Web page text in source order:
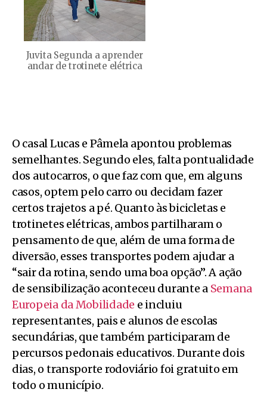
Juvita Segunda a aprender
andar de trotinete elétrica
O casal Lucas e Pâmela apontou problemas
semelhantes. Segundo eles, falta pontualidade
dos autocarros, o que faz com que, em alguns
casos, optem pelo carro ou decidam fazer
certos trajetos a pé. Quanto às bicicletas e
trotinetes elétricas, ambos partilharam o
pensamento de que, além de uma forma de
diversão, esses transportes podem ajudar a
“sair da rotina, sendo uma boa opção”. A ação
de sensibilização aconteceu durante a Semana
Europeia da Mobilidade e incluiu
representantes, pais e alunos de escolas
secundárias, que também participaram de
percursos pedonais educativos. Durante dois
dias, o transporte rodoviário foi gratuito em
todo o município.